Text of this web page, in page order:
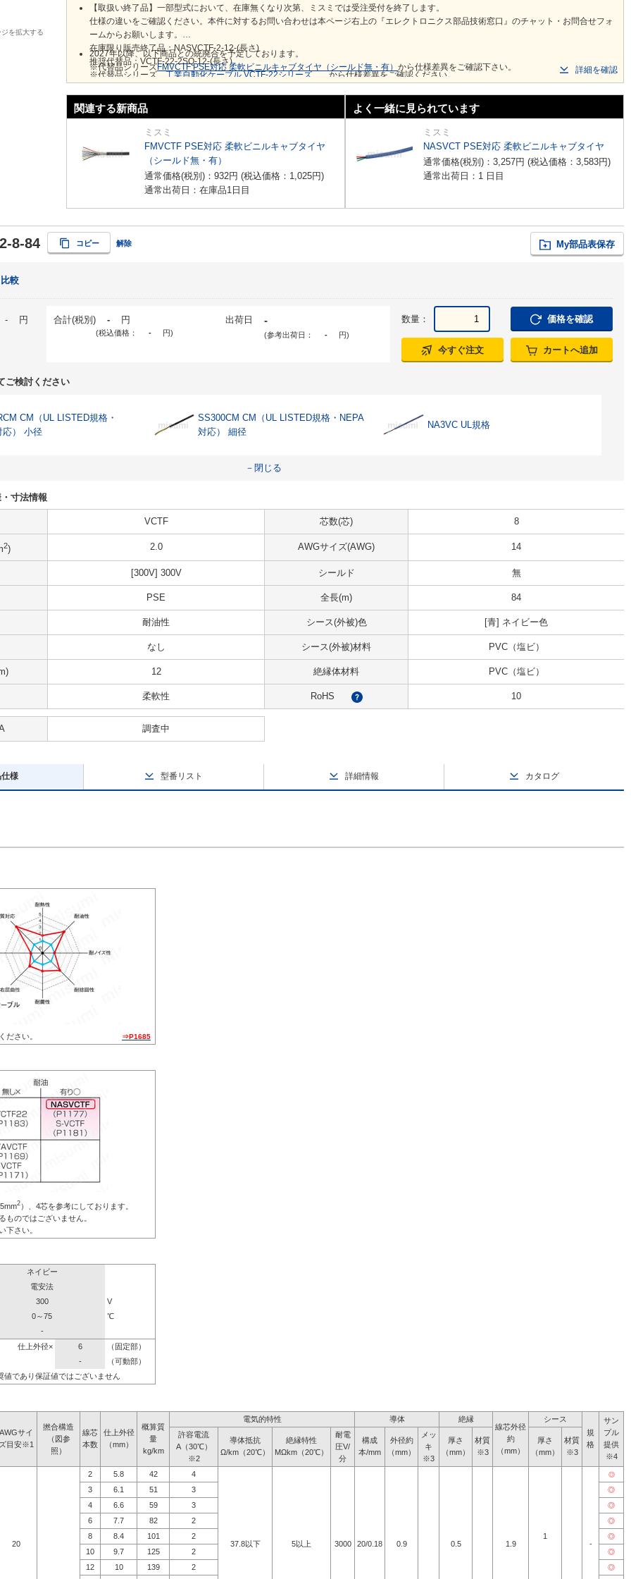
を拡大する
【取扱い終了品】一部型式において、在庫無くなり次第、ミスミでは受注受付を終了します。
仕様の違いをご確認ください。本件に対するお問い合わせは本ページ右上の『エレクトロニクス部品技術窓口』のチャット・お問合せフォ
ームからお願いします。
在庫限り販売終了品：NASVCTF-2-12-(長さ)
推奨代替品：VCTF-22-2SQ-12-(長さ)
※代替品シリーズ 工業自動化ケーブル VCTF-22シリーズ から仕様差異をご確認ください。
2027年以降、以下商品との統廃合を予定しております。
※代替品シリーズFMVCTF PSE対応 柔軟ビニルキャブタイヤ（シールド無・有） から仕様差異をご確認下さい。 詳細を確認
関連する新商品
ミスミ
FMVCTF PSE対応 柔軟ビニルキャブタイヤ
（シールド無・有）
通常価格(税別)： 932円 (税込価格： 1,025円)
通常出荷日：在庫品1日目
よく一緒に見られています
ミスミ
NASVCT PSE対応 柔軟ビニルキャブタイヤ
通常価格(税別)： 3,257円 (税込価格： 3,583円)
通常出荷日：1 日目
8-84 コピー 解除 My部品表保存
比較
- 円 合計(税別) - 円
(税込価格： - 円)
出荷日 -
(参考出荷日： - 円)
数量： 価格を確認
今すぐ注文 カートへ追加
ご検討ください
CM（UL LISTED規格・
応） 小径
SS300CM CM（UL LISTED規格・NEPA
対応） 細径
NA3VC UL規格
－閉じる
寸法情報
VCTF 芯数(芯) 8
2) 2.0 AWGサイズ(AWG) 14
[300V] 300V シールド 無
PSE 全長(m) 84
耐油性 シース(外被)色 [青] ネイビー色
なし シース(外被)材料 PVC（塩ビ）
12 絶縁体材料 PVC（塩ビ）
柔軟性 RoHS ? 10
調査中
様 型番リスト 詳細情報 カタログ
ださい。 ⇒P1685
2 ）、4芯を参考にしております。
のではございません。
下さい。
ネイビー
電安法
300
V
0～75
℃
-
仕上外径×
6
（固定部）
-
（可動部）
であり保証値ではございません
サイ
目安※1
撚合構造
（図参
照）
線芯
本数
仕上外径
（mm）
概算質
量
kg/km
電気的特性 導体
絶縁
線芯外径
約
（mm）
シース
規
格
サン
プル
提供
※4
許容電流
A（30℃）
※2
導体抵抗
Ω/km（20℃）
絶縁特性
MΩkm（20℃）
耐電
圧V/
分
構成
本/mm
外径約
（mm）
メッ
キ
※3
厚さ
（mm）
材質
※3
厚さ
（mm）
材質
※3
20
2 5.8 42 4
37.8以下 5以上 3000 20/0.18 0.9 0.5 1.9
1
-
◎
3 6.1 51 3 ◎
4 6.6 59 3 ◎
6 7.7 82 2 ◎
8 8.4 101 2 ◎
10 9.7 125 2 ◎
12 10 139 2 ◎